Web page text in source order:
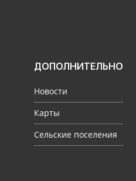
ДОПОЛНИТЕЛЬНО
Новости
Карты
Сельские поселения